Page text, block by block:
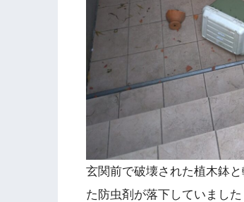
玄関前で破壊された植木鉢
た防虫剤が落下していました